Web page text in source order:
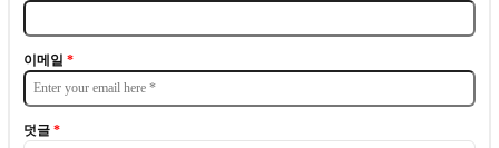
이메일 *
덧글 *